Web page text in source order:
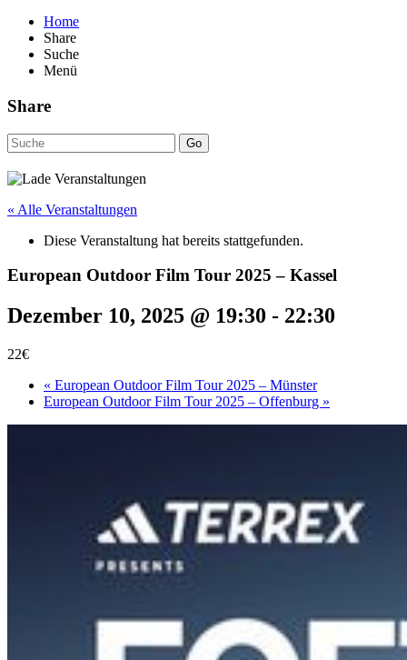
Home
Share
Suche
Menü
Share
Go
« Alle Veranstaltungen
Diese Veranstaltung hat bereits stattgefunden.
European Outdoor Film Tour 2025 – Kassel
Dezember 10, 2025 @ 19:30 - 22:30
22€
« European Outdoor Film Tour 2025 – Münster
European Outdoor Film Tour 2025 – Offenburg »